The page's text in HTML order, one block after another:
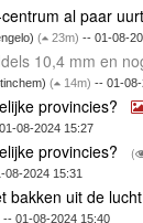
al paar
( 23m) -- 01-08-
10,4 mm en
( 14m) -- 01-
provincies?
08-2024 15:27
provincies? (
08-2024 15:31
bakken uit de
-- 01-08-2024 15:40